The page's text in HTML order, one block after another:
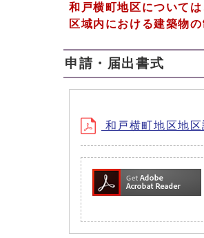
和戸横町地区について
区域内における建築物
申請・届出書式
和戸横町地区地